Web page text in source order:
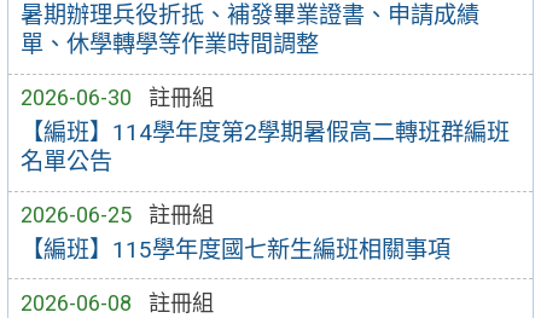
暑期辦理兵役折抵、補發畢業證書、申請成績
單、休學轉學等作業時間調整
2026-06-30 註冊組
【編班】114學年度第2學期暑假高二轉班群編班
名單公告
2026-06-25 註冊組
【編班】115學年度國七新生編班相關事項
2026-06-08 註冊組